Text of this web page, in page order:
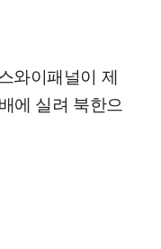
와이패널이 제
에 실려 북한으